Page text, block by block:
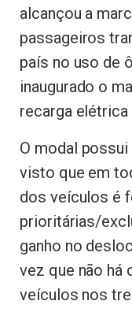
alcançou a
passageiros
país no uso de
inaugurado o
recarga
O modal
visto que em
dos veículos é
prioritárias/
ganho no
vez que não
veículos nos